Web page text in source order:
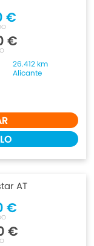
€
€
26.412 km
Alicante
AT
€
€